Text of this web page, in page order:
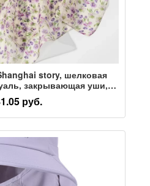
story, шелковая
закрывающая уши,
покрытие для лица,
козырек, маска
дерева
руб.